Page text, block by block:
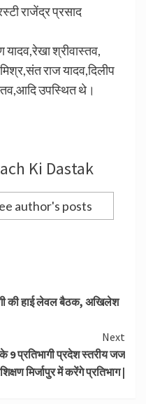
राजेंद्र प्रसाद
यादव,रेखा श्रीवास्तव,
राज यादव,दिलीप
उपस्थित थे।
Ki Dastak
author's posts
की हाई लेवल बैठक, अखिलेश
Next
9 प्रतिभागी प्रदेश स्तरीय जज
मिर्जापुर में करेंगे प्रतिभाग |